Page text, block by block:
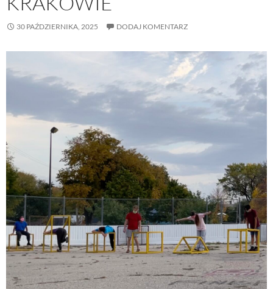
30 PAŹDZIERNIKA, 2025 DODAJ KOMENTARZ